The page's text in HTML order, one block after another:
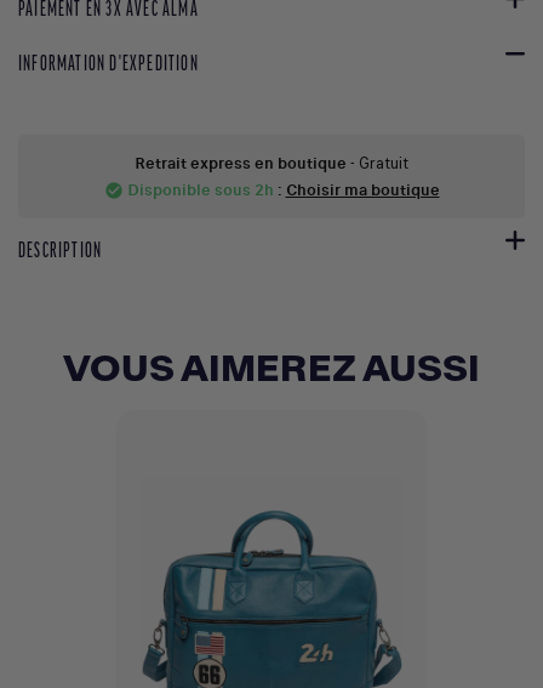
PAIEMENT EN 3X AVEC ALMA
INFORMATION D'EXPEDITION
Retrait express en boutique - Gratuit
check_circle Disponible sous 2h : Choisir ma boutique
DESCRIPTION
VOUS AIMEREZ AUSSI